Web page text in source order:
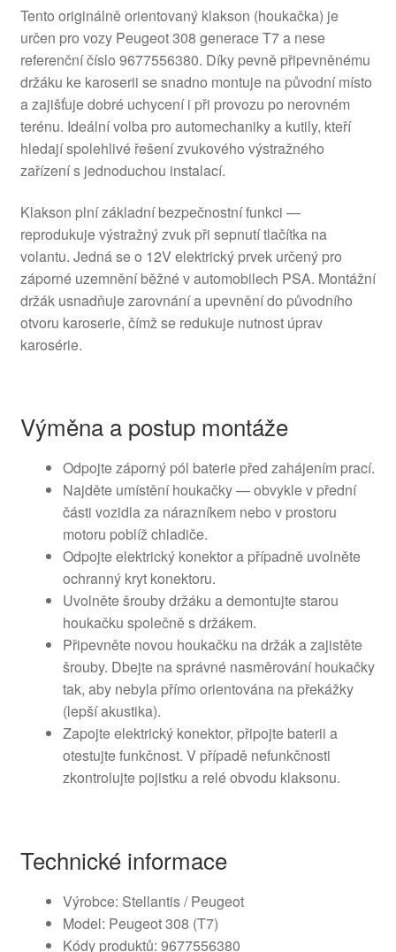
Tento originálně orientovaný klakson (houkačka) je
určen pro vozy Peugeot 308 generace T7 a nese
referenční číslo 9677556380. Díky pevně připevněnému
držáku ke karoserii se snadno montuje na původní místo
a zajišťuje dobré uchycení i při provozu po nerovném
terénu. Ideální volba pro automechaniky a kutily, kteří
hledají spolehlivé řešení zvukového výstražného
zařízení s jednoduchou instalací.
Klakson plní základní bezpečnostní funkci —
reprodukuje výstražný zvuk při sepnutí tlačítka na
volantu. Jedná se o 12V elektrický prvek určený pro
záporné uzemnění běžné v automobilech PSA. Montážní
držák usnadňuje zarovnání a upevnění do původního
otvoru karoserie, čímž se redukuje nutnost úprav
karosérie.
Výměna a postup montáže
Odpojte záporný pól baterie před zahájením prací.
Najděte umístění houkačky — obvykle v přední
části vozidla za nárazníkem nebo v prostoru
motoru poblíž chladiče.
Odpojte elektrický konektor a případně uvolněte
ochranný kryt konektoru.
Uvolněte šrouby držáku a demontujte starou
houkačku společně s držákem.
Připevněte novou houkačku na držák a zajistěte
šrouby. Dbejte na správné nasměrování houkačky
tak, aby nebyla přímo orientována na překážky
(lepší akustika).
Zapojte elektrický konektor, připojte baterii a
otestujte funkčnost. V případě nefunkčnosti
zkontrolujte pojistku a relé obvodu klaksonu.
Technické informace
Výrobce: Stellantis / Peugeot
Model: Peugeot 308 (T7)
Kódy produktů: 9677556380